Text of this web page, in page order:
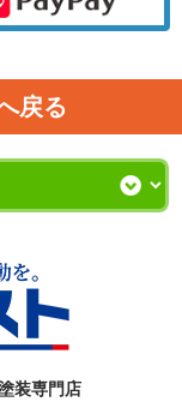
戻る
装専門店